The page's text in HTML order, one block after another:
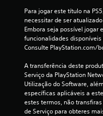
Para jogar este título na
necessitar de ser
Embora seja possível jogar
funcionalidades
Consulte PlayStation.com/
A transferência deste
Serviço da PlayStation
Utilização do Software,
específicas aplicáveis a
estes termos, não
de Serviço para obteres